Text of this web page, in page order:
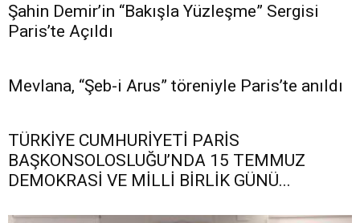
Şahin Demir’in “Bakışla Yüzleşme” Sergisi
Paris’te Açıldı
Mevlana, “Şeb-i Arus” töreniyle Paris’te anıldı
TÜRKİYE CUMHURİYETİ PARİS
BAŞKONSOLOSLUĞU’NDA 15 TEMMUZ
DEMOKRASİ VE MİLLİ BİRLİK GÜNÜ...